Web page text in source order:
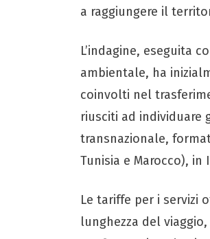
a raggiungere il
L’indagine, eseguita
ambientale, ha
coinvolti nel
riusciti ad individuare
transnazionale,
Tunisia e Marocco), in
Le tariffe per i servizi
lunghezza del